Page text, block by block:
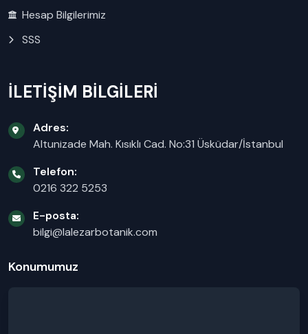
Hesap Bilgilerimiz
SSS
İLETİŞİM BİLGİLERİ
Adres:
Altunizade Mah. Kısıklı Cad. No:31 Üsküdar/İstanbul
Telefon:
0216 322 5253
E-posta:
bilgi@lalezarbotanik.com
Konumumuz